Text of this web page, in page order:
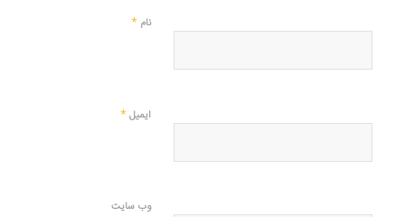
نام *
ایمیل*
وب‌ سایت